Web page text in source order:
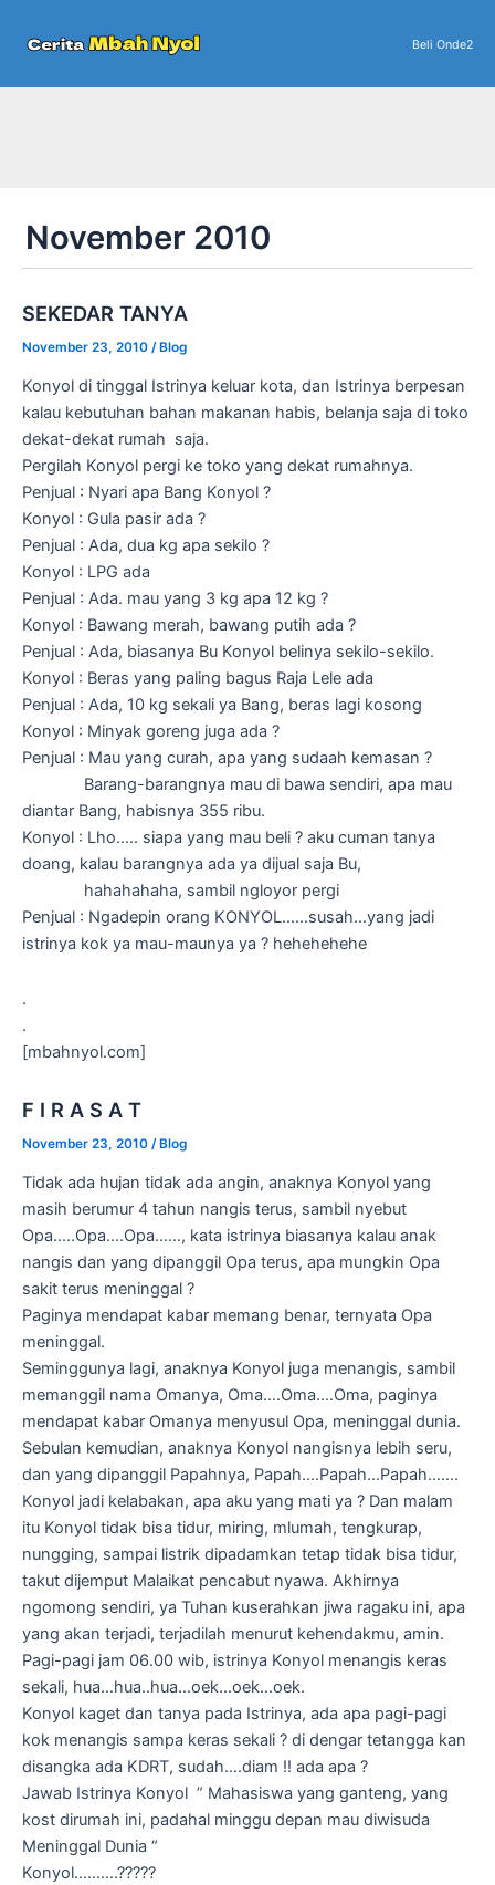
Beli Onde2
November 2010
SEKEDAR TANYA
November 23, 2010 / Blog
Konyol di tinggal Istrinya keluar kota, dan Istrinya berpesan
kalau kebutuhan bahan makanan habis, belanja saja di toko
dekat-dekat rumah saja.
Pergilah Konyol pergi ke toko yang dekat rumahnya.
Penjual : Nyari apa Bang Konyol ?
Konyol : Gula pasir ada ?
Penjual : Ada, dua kg apa sekilo ?
Konyol : LPG ada
Penjual : Ada. mau yang 3 kg apa 12 kg ?
Konyol : Bawang merah, bawang putih ada ?
Penjual : Ada, biasanya Bu Konyol belinya sekilo-sekilo.
Konyol : Beras yang paling bagus Raja Lele ada
Penjual : Ada, 10 kg sekali ya Bang, beras lagi kosong
Konyol : Minyak goreng juga ada ?
Penjual : Mau yang curah, apa yang sudaah kemasan ?
Barang-barangnya mau di bawa sendiri, apa mau
diantar Bang, habisnya 355 ribu.
Konyol : Lho….. siapa yang mau beli ? aku cuman tanya
doang, kalau barangnya ada ya dijual saja Bu,
hahahahaha, sambil ngloyor pergi
Penjual : Ngadepin orang KONYOL……susah…yang jadi
istrinya kok ya mau-maunya ya ? hehehehehe
.
.
[mbahnyol.com]
F I R A S A T
November 23, 2010 /Blog
Tidak ada hujan tidak ada angin, anaknya Konyol yang
masih berumur 4 tahun nangis terus, sambil nyebut
Opa…..Opa….Opa……, kata istrinya biasanya kalau anak
nangis dan yang dipanggil Opa terus, apa mungkin Opa
sakit terus meninggal ?
Paginya mendapat kabar memang benar, ternyata Opa
meninggal.
Seminggunya lagi, anaknya Konyol juga menangis, sambil
memanggil nama Omanya, Oma….Oma….Oma, paginya
mendapat kabar Omanya menyusul Opa, meninggal dunia.
Sebulan kemudian, anaknya Konyol nangisnya lebih seru,
dan yang dipanggil Papahnya, Papah….Papah…Papah…….
Konyol jadi kelabakan, apa aku yang mati ya ? Dan malam
itu Konyol tidak bisa tidur, miring, mlumah, tengkurap,
nungging, sampai listrik dipadamkan tetap tidak bisa tidur,
takut dijemput Malaikat pencabut nyawa. Akhirnya
ngomong sendiri, ya Tuhan kuserahkan jiwa ragaku ini, apa
yang akan terjadi, terjadilah menurut kehendakmu, amin.
Pagi-pagi jam 06.00 wib, istrinya Konyol menangis keras
sekali, hua…hua..hua…oek…oek…oek.
Konyol kaget dan tanya pada Istrinya, ada apa pagi-pagi
kok menangis sampa keras sekali ? di dengar tetangga kan
disangka ada KDRT, sudah….diam !! ada apa ?
Jawab Istrinya Konyol ” Mahasiswa yang ganteng, yang
kost dirumah ini, padahal minggu depan mau diwisuda
Meninggal Dunia “
Konyol……….?????